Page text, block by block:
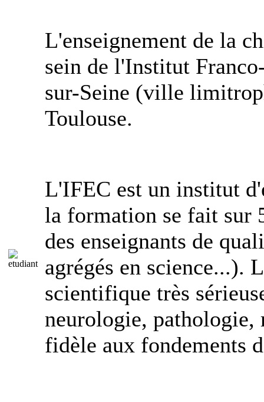
L'enseignement de la
sein de l'Institut
sur-Seine (ville
Toulouse.
L'IFEC est un institut
la formation se fait sur
des enseignants de
agrégés en science...).
scientifique très
neurologie, pathologie,
fidèle aux fondements